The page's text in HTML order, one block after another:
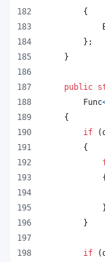
{
} ;
}
public
Func
{
if
(
{
}
if (